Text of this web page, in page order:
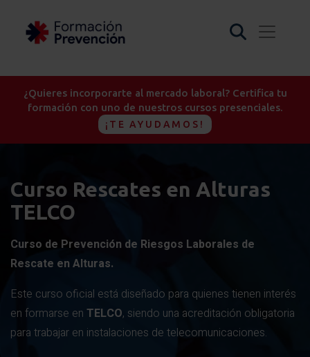
¿Quieres incorporarte al mercado laboral? Certifica tu
formación con uno de nuestros cursos presenciales.
¡TE AYUDAMOS!
Curso Rescates en Alturas
TELCO
Curso de Prevención de Riesgos Laborales de
Rescate en Alturas.
Este curso oficial está diseñado para quienes tienen interés
en formarse en TELCO, siendo una acreditación obligatoria
para trabajar en instalaciones de telecomunicaciones.